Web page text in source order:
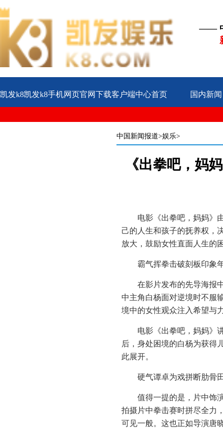
——
凯发k8凯发k8手机网页官网下载客户端中心首页 国内新闻
中国新闻报道>娱乐>
《出拳吧，妈
电影《出拳吧，妈妈》
己的人生和孩子的抚养权，
放大，鼓励女性直面人生的
霸气挥拳击破刻板印象
在影片发布的先导海报
中主角白杨面对逆境时不服
境中的女性观众注入希望与
电影《出拳吧，妈妈》
后，身处困境的白杨为获得
此展开。
硬气谭卓为戏拼断肋骨
值得一提的是，片中饰
拍摄片中拳击赛时拼尽全力
可见一般。这也正如导演唐